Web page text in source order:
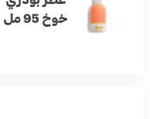
خوخ 95 مل